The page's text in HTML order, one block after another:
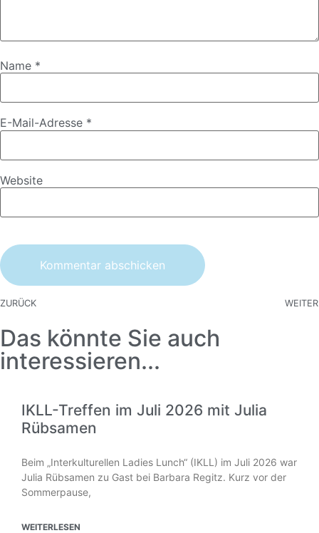
Name *
E-Mail-Adresse *
Website
ZURÜCK WEITER
Das könnte Sie auch
interessieren...
IKLL-Treffen im Juli 2026 mit Julia
Rübsamen
Beim „Interkulturellen Ladies Lunch“ (IKLL) im Juli 2026 war
Julia Rübsamen zu Gast bei Barbara Regitz. Kurz vor der
Sommerpause,
WEITERLESEN